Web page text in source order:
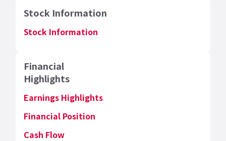
Stock Information
Stock Information
Financial
Highlights
Earnings Highlights
Financial Position
Cash Flow